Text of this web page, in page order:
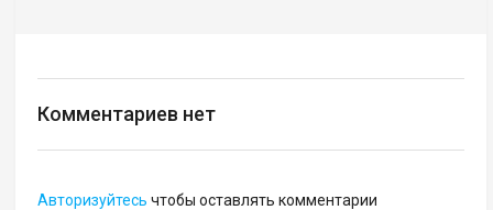
Комментариев нет
Авторизуйтесь чтобы оставлять комментарии